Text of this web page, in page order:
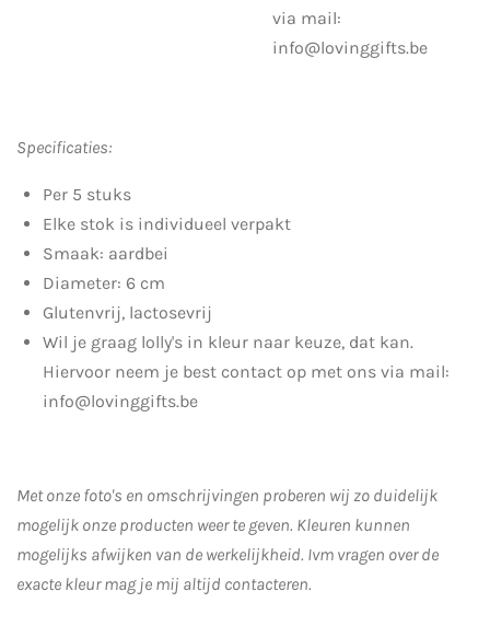
via mail:
info@lovinggifts.be
Specificaties:
Per 5 stuks
Elke stok is individueel verpakt
Smaak: aardbei
Diameter: 6 cm
Glutenvrij, lactosevrij
Wil je graag lolly's in kleur naar keuze, dat kan.
Hiervoor neem je best contact op met ons via mail:
info@lovinggifts.be
Met onze foto's en omschrijvingen proberen wij zo duidelijk
mogelijk onze producten weer te geven. Kleuren kunnen
mogelijks afwijken van de werkelijkheid. Ivm vragen over de
exacte kleur mag je mij altijd contacteren.